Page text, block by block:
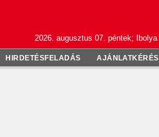
2026. augusztus 07. péntek; Ibolya
HIRDETÉSFELADÁS AJÁNLATKÉRÉS